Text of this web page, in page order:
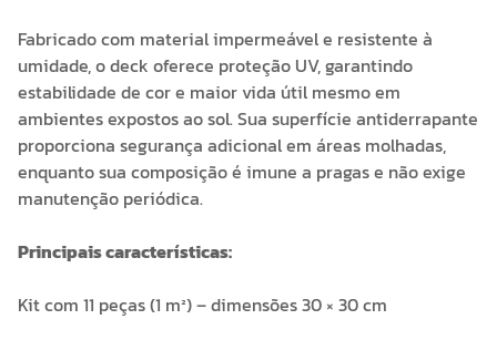
Fabricado com material impermeável e resistente à
umidade, o deck oferece proteção UV, garantindo
estabilidade de cor e maior vida útil mesmo em
ambientes expostos ao sol. Sua superfície antiderrapante
proporciona segurança adicional em áreas molhadas,
enquanto sua composição é imune a pragas e não exige
manutenção periódica.
Principais características:
Kit com 11 peças (1 m²) – dimensões 30 × 30 cm